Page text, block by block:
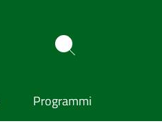
Programmi